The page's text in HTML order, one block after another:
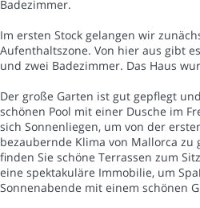
Badezimmer.
Im ersten Stock gelangen wir
Aufenthaltszone. Von hier aus gibt
und zwei Badezimmer. Das Haus
Der große Garten ist gut gepflegt
schönen Pool mit einer Dusche im
sich Sonnenliegen, um von der
bezaubernde Klima von Mallorca zu
finden Sie schöne Terrassen zum
eine spektakuläre Immobilie, um
Sonnenabende mit einem schönen